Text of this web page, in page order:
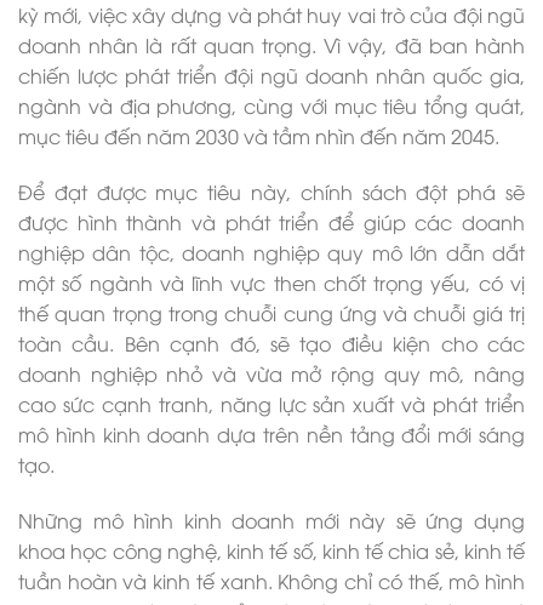
kỳ mới, việc xây dựng và phát huy vai trò của đội ngũ
doanh nhân là rất quan trọng. Vì vậy, đã ban hành
chiến lược phát triển đội ngũ doanh nhân quốc gia,
ngành và địa phương, cùng với mục tiêu tổng quát,
mục tiêu đến năm 2030 và tầm nhìn đến năm 2045.
Để đạt được mục tiêu này, chính sách đột phá sẽ
được hình thành và phát triển để giúp các doanh
nghiệp dân tộc, doanh nghiệp quy mô lớn dẫn dắt
một số ngành và lĩnh vực then chốt trọng yếu, có vị
thế quan trọng trong chuỗi cung ứng và chuỗi giá trị
toàn cầu. Bên cạnh đó, sẽ tạo điều kiện cho các
doanh nghiệp nhỏ và vừa mở rộng quy mô, nâng
cao sức cạnh tranh, năng lực sản xuất và phát triển
mô hình kinh doanh dựa trên nền tảng đổi mới sáng
tạo.
Những mô hình kinh doanh mới này sẽ ứng dụng
khoa học công nghệ, kinh tế số, kinh tế chia sẻ, kinh tế
tuần hoàn và kinh tế xanh. Không chỉ có thế, mô hình